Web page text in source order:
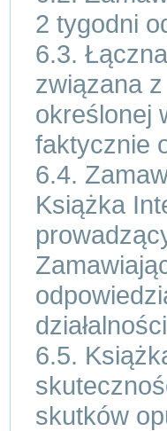
2 tygodni
6.3.
związana
określonej
faktycznie
6.4.
Książka
6.5.
skutków